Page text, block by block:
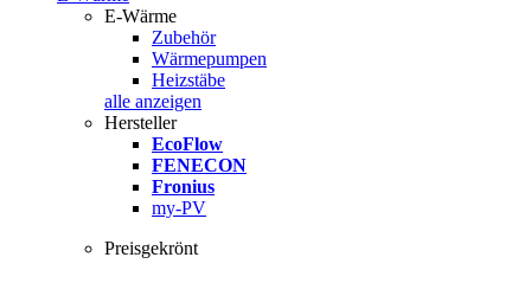
E-Wärme
Zubehör
Wärmepumpen
Heizstäbe
alle anzeigen
Hersteller
EcoFlow
FENECON
Fronius
my-PV
Preisgekrönt